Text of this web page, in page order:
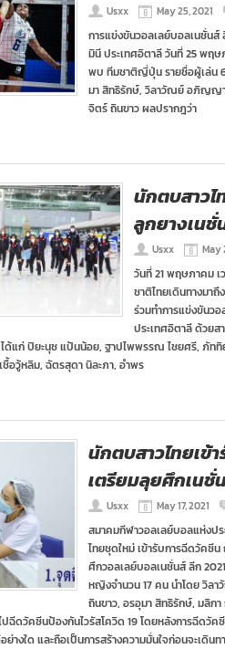
Usxx May 25, 2021
การแข่งขันวอลเลย์บอลเนชั่น
มินี ประเทศอิตาลี วันที่ 25 พฤ
พบ ทีมชาติญี่ปุ่น รายชื่อผู้เล่น
มา สิทธิรักษ์, วิลาวัณย์ อภิญญา
จิตร์ ถินขาว ผลปรากฎว่า
นักตบสาว
ลูกยางเนชั่
Usxx May
วันที่ 21 พฤษภาคม
ชาติไทยเดินทางมา
ร่วมทำการแข่งขันว
ประเทศอิตาลี ด้วยส
ได้แก่ ปิยะนุช แป้นน้อย, ฐาปไพพรรณ ไชยศรี, ภั
อวู้หลิม, ฉัตรสุดา นิละภา, อำพร
นักตบสาวไทยเข้
เตรียมลุยศึกเนชั่
Usxx May 17, 2021
สมาคมกีฬาวอลเลย์บอลแห่งป
ไทยชุดใหม่ เข้ารับการฉีดวัคซี
ศึกวอลเลย์บอลเนชั่นส์ ลีก
หญิงจำนวน 17 คน นำโดย วิ
ถินขาว, อรอุมา สิทธิรักษ์, มลิ
ปฉีดวัคซีนป้องกันไวรัสโควิด 19 โดยหลังการฉีดวั
างใด และถือเป็นการสร้างความมั่นใจก่อนจะเดิน